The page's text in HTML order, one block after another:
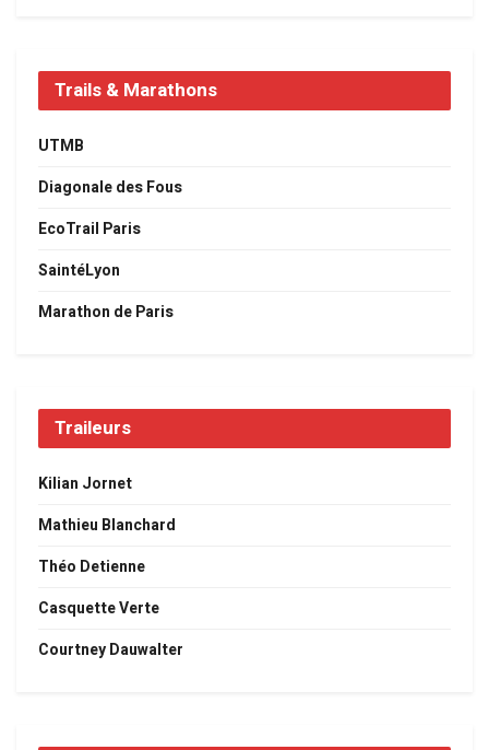
Trails & Marathons
UTMB
Diagonale des Fous
EcoTrail Paris
SaintéLyon
Marathon de Paris
Traileurs
Kilian Jornet
Mathieu Blanchard
Théo Detienne
Casquette Verte
Courtney Dauwalter